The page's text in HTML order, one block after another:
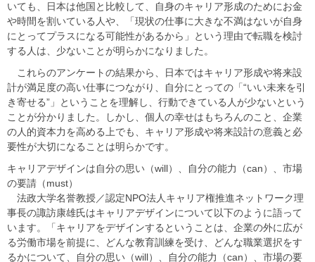
いても、日本は他国と比較して、自身のキャリア形成のためにお金
や時間を割いている人や、「現状の仕事に大きな不満はないが自身
にとってプラスになる可能性があるから」という理由で転職を検討
する人は、少ないことが明らかになりました。​
​​ これらのアンケートの結果から、日本ではキャリア形成や将来設
計が満足度の高い仕事につながり、自分にとっての「“いい未来を引
き寄せる”」ということを理解し、行動できている人が少ないという
ことが分かりました。しかし、個人の幸せはもちろんのこと、企業
の人的資本力を高める上でも、キャリア形成や将来設計の意義と必
要性が大切になることは明らかです。​
​​キャリアデザインは自分の思い（will）、自分の能力（can）、市場
の要請（must）​
​​ 法政大学名誉教授／認定NPO法人キャリア権推進ネットワーク理
事長の諏訪康雄氏はキャリアデザインについて以下のように語って
います。「​​キャリアをデザインするということは、企業の外に広が
る労働市場を前提に、どんな教育訓練を受け、どんな職業選択をす
るかについて、自分の思い（will）、自分の能力（can）、市場の要